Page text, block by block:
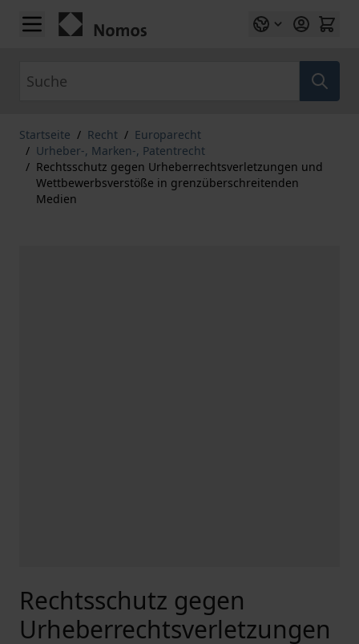
Zum Inhalt springen
Startseite / Recht / Europarecht
/ Urheber-, Marken-, Patentrecht
/ Rechtsschutz gegen Urheberrechtsverletzungen und
Wettbewerbsverstöße in grenzüberschreitenden
Medien
Rechtsschutz gegen
Urheberrechtsverletzungen